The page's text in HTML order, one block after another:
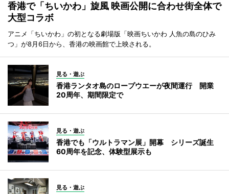
香港で「ちいかわ」旋風 映画公開に合わせ街全体で
大型コラボ
アニメ「ちいかわ」の初となる劇場版「映画ちいかわ 人魚の島のひみ
つ」が8月6日から、香港の映画館で上映される。
見る・遊ぶ
香港ランタオ島のロープウエーが夜間運行 開業
20周年、期間限定で
見る・遊ぶ
香港でも「ウルトラマン展」開幕 シリーズ誕生
60周年を記念、体験型展示も
見る・遊ぶ